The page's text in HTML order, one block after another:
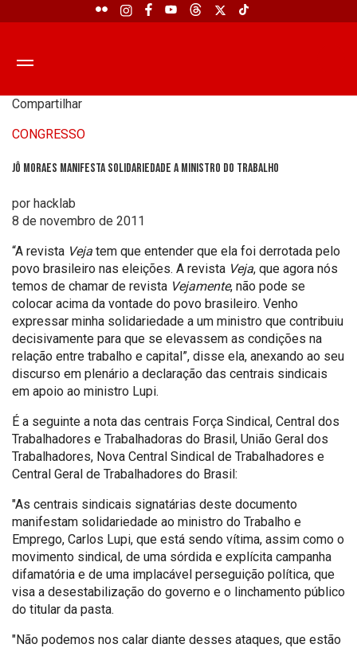
Compartilhar
CONGRESSO
Jô Moraes manifesta solidariedade a ministro do Trabalho
por hacklab
8 de novembro de 2011
“A revista Veja tem que entender que ela foi derrotada pelo
povo brasileiro nas eleições. A revista Veja, que agora nós
temos de chamar de revista Vejamente, não pode se
colocar acima da vontade do povo brasileiro. Venho
expressar minha solidariedade a um ministro que contribuiu
decisivamente para que se elevassem as condições na
relação entre trabalho e capital”, disse ela, anexando ao seu
discurso em plenário a declaração das centrais sindicais
em apoio ao ministro Lupi.
É a seguinte a nota das centrais Força Sindical, Central dos
Trabalhadores e Trabalhadoras do Brasil, União Geral dos
Trabalhadores, Nova Central Sindical de Trabalhadores e
Central Geral de Trabalhadores do Brasil:
"As centrais sindicais signatárias deste documento
manifestam solidariedade ao ministro do Trabalho e
Emprego, Carlos Lupi, que está sendo vítima, assim como o
movimento sindical, de uma sórdida e explícita campanha
difamatória e de uma implacável perseguição política, que
visa a desestabilização do governo e o linchamento público
do titular da pasta.
"Não podemos nos calar diante desses ataques, que estão